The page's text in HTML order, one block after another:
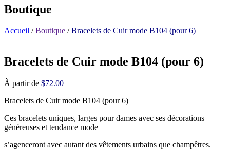
Boutique
Accueil /Boutique /Bracelets de Cuir mode B104 (pour 6)
Bracelets de Cuir mode B104 (pour 6)
À partir de $72.00
Bracelets de Cuir mode B104 (pour 6)
Ces bracelets uniques, larges pour dames avec ses décorations
généreuses et tendance mode
s’agenceront avec autant des vêtements urbains que champêtres.